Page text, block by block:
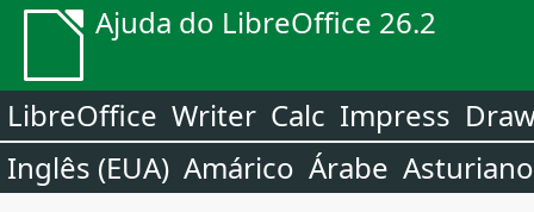
Ajuda do LibreOffice 26.2
LibreOffice Writer Calc Impress
Inglês (EUA) Amárico Árabe Asturiano